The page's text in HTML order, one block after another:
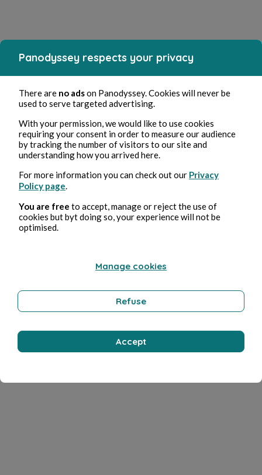
Panodyssey respects your privacy
There are no adson Panodyssey. Cookies will never be
used to serve targeted advertising.
With your permission, we would like to use cookies
requiring your consent in order to measure our audience
by tracking the number of visitors to our site and
understanding how you arrived here.
For more information you can check out our Privacy
Policy page
You are free to accept, manage or reject the use of
cookies but byt doing so, your experience will not be
optimised.
Manage cookies
Refuse
Accept